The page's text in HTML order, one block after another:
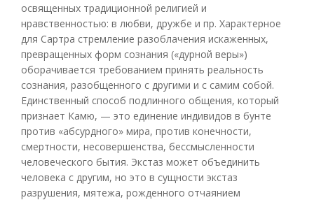
освященных традиционной религией и
нравственностью: в любви, дружбе и пр. Характерное
для Сартра стремление разоблачения искаженных,
превращенных форм сознания («дурной веры»)
оборачивается требованием принять реальность
сознания, разобщенного с другими и с самим собой.
Единственный способ подлинного общения, который
признает Камю, — это единение индивидов в бунте
против «абсурдного» мира, против конечности,
смертности, несовершенства, бессмысленности
человеческого бытия. Экстаз может объединить
человека с другим, но это в сущности экстаз
разрушения, мятежа, рожденного отчаянием